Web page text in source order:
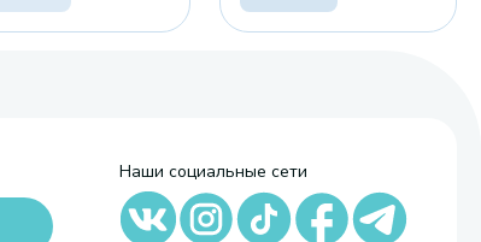
Наши социальные сети